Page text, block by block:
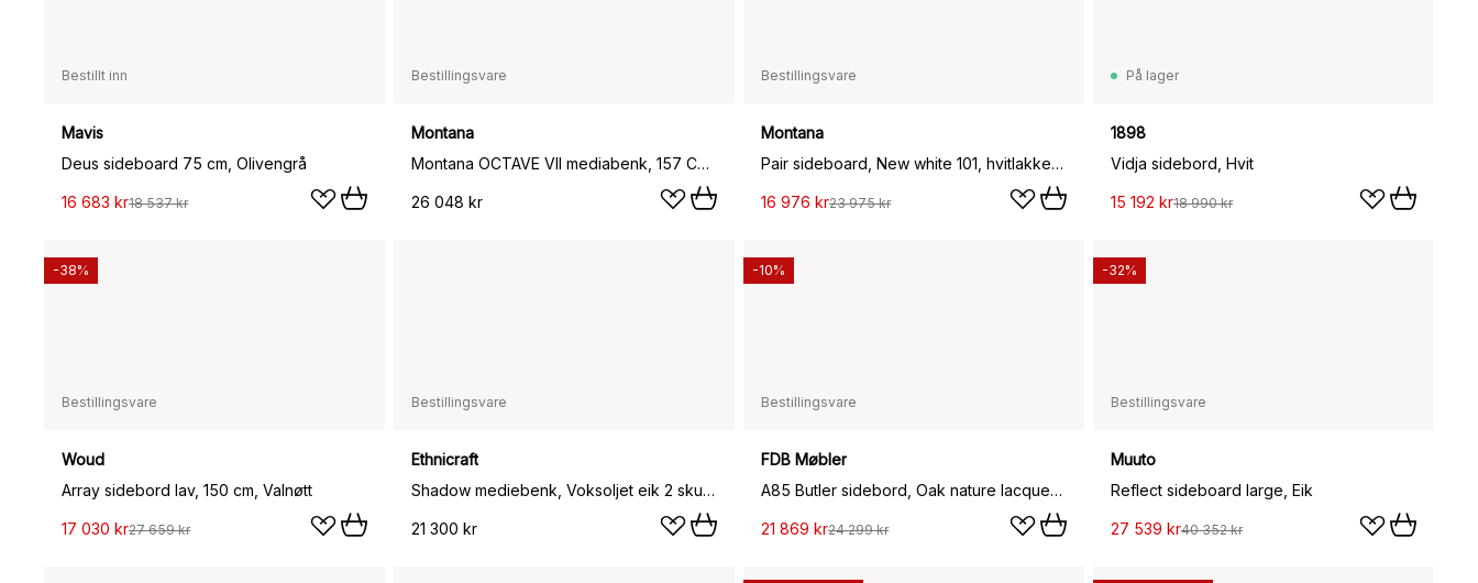
Bestillt inn
Mavis
Deus sideboard 75 cm, Olivengrå
16 683 kr18 537 kr
Bestillingsvare
Montana
Montana OCTAVE VII mediabenk, 157 Cumin-brass
26 048 kr
Bestillingsvare
Montana
Pair sideboard, New white 101, hvitlakkerte ben
16 976 kr23 975 kr
På lager
1898
Vidja sidebord, Hvit
15 192 kr18 990 kr
Bestillingsvare
Woud
Array sidebord lav, 150 cm, Valnøtt
17 030 kr27 659 kr
-38%
Bestillingsvare
Ethnicraft
Shadow mediebenk, Voksoljet eik 2 skuffer
21 300 kr
Bestillingsvare
FDB Møbler
A85 Butler sidebord, Oak nature lacquered
21 869 kr24 299 kr
-10%
Bestillingsvare
Muuto
Reflect sideboard large, Eik
27 539 kr40 352 kr
-32%